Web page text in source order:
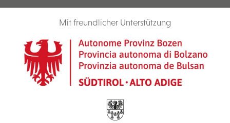
Mit freundlicher Unterstützung